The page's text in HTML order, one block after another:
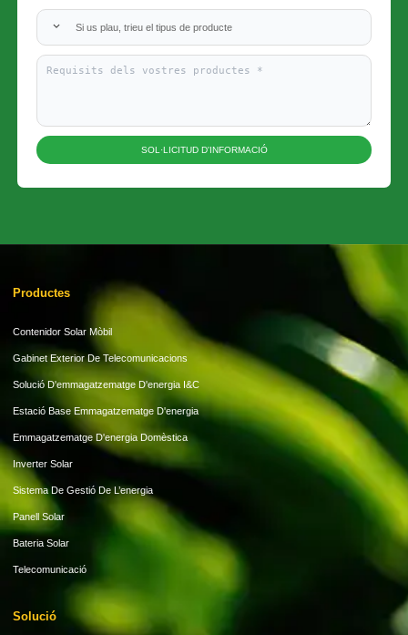
Si us plau, trieu el tipus de producte
SOL·LICITUD D'INFORMACIÓ
Productes
Contenidor Solar Mòbil
Gabinet Exterior De Telecomunicacions
Solució D'emmagatzematge D'energia I&C
Estació Base Emmagatzematge D'energia
Emmagatzematge D'energia Domèstica
Inverter Solar
Sistema De Gestió De L’energia
Panell Solar
Bateria Solar
Telecomunicació
Solució